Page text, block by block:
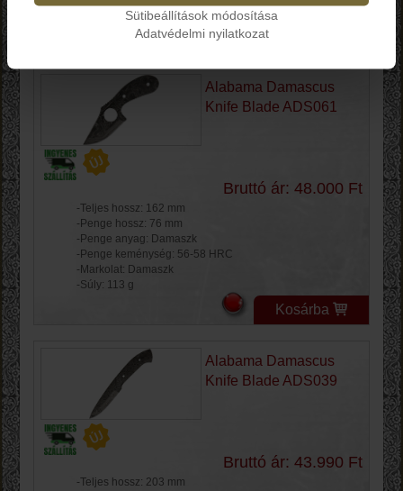
-Súly: 68 g
Alabama Damascus
Knife Blade ADS061
Bruttó ár: 48.000 Ft
-Teljes hossz: 162 mm
-Penge hossz: 76 mm
-Penge anyag: Damaszk
-Penge keménység: 56-58 HRC
-Markolat: Damaszk
-Súly: 113 g
Kosárba
Alabama Damascus
Knife Blade ADS039
Bruttó ár: 43.990 Ft
-Teljes hossz: 203 mm
Sütibeállítások módosítása
Adatvédelmi nyilatkozat